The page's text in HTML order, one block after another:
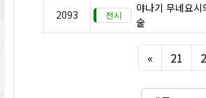
2093
야나기 무네요
술
« Previous
21